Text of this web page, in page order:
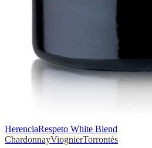
HerenciaRespeto White Blend
ChardonnayViognierTorrontés